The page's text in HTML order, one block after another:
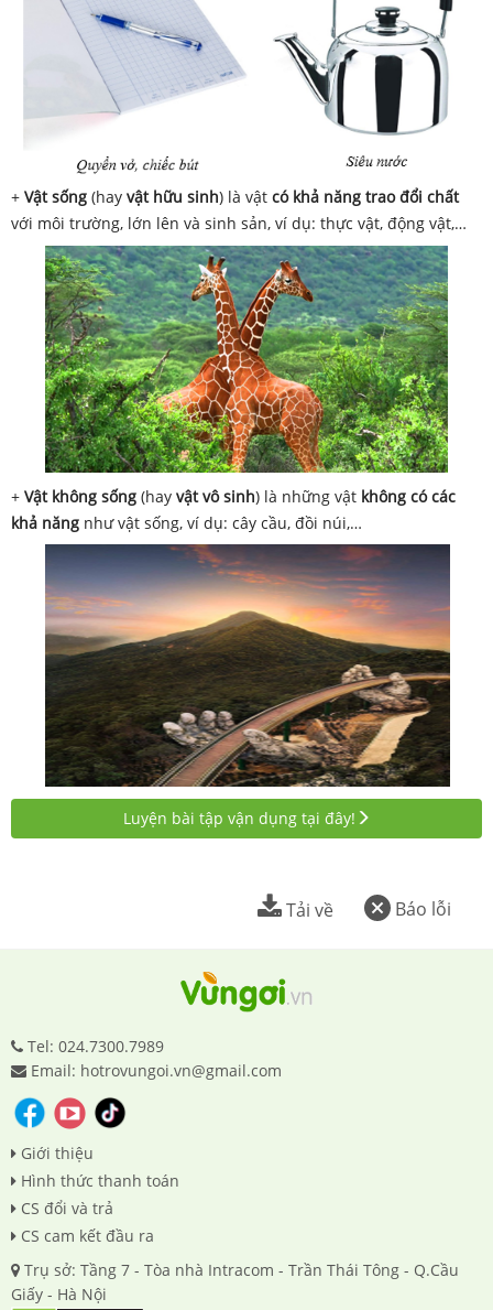
+ Vật sống (hay vật hữu sinh) là vật có khả năng trao đổi chất
với môi trường, lớn lên và sinh sản, ví dụ: thực vật, động vật,…
+ Vật không sống (hay vật vô sinh) là những vật không có các
khả năng như vật sống, ví dụ: cây cầu, đồi núi,…
Luyện bài tập vận dụng tại đây!
Báo lỗi
Tải về
Tel: 024.7300.7989
Email: hotrovungoi.vn@gmail.com
Giới thiệu
Hình thức thanh toán
CS đổi và trả
CS cam kết đầu ra
Trụ sở: Tầng 7 - Tòa nhà Intracom - Trần Thái Tông - Q.Cầu
Giấy - Hà Nội